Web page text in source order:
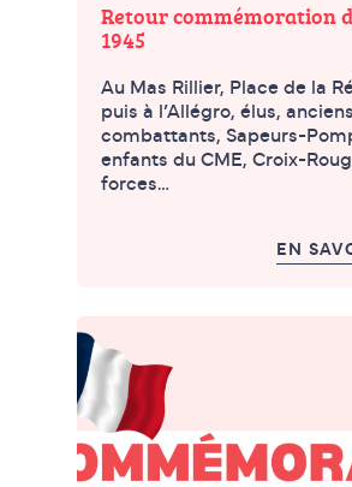
Retour commémoration
1945
Au Mas Rillier, Place de la
puis à l’Allégro, élus, anciens
combattants, Sapeurs-
enfants du CME, Croix-
forces…
EN